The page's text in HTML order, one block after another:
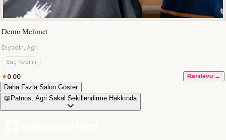
Demo Mehmet
Diyadin, Ağrı
Saç Kesimi
0.00 Randevu →
Daha Fazla Salon Göster
📖 Patnos, Agri Sakal Sekillendirme Hakkında